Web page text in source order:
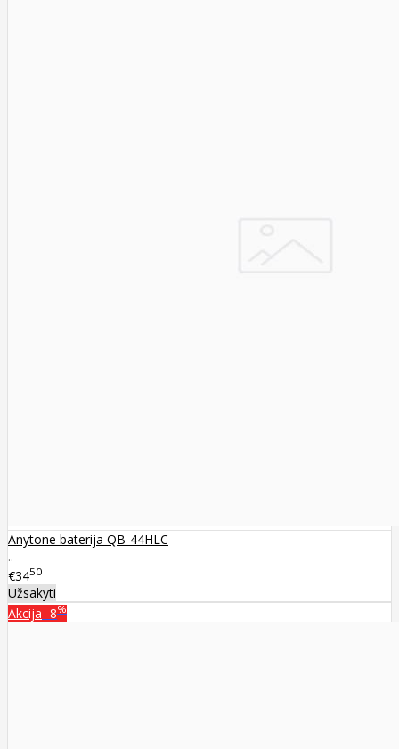
Anytone baterija QB-44HLC
..
€3450
Užsakyti
Akcija -8%